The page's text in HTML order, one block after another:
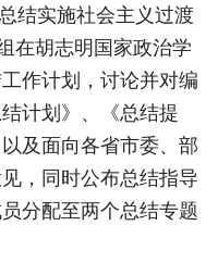
结实施社会主义过渡
在胡志明国家政治学
作计划，讨论并对编
计划》、《总结提
及面向各省市委、部
，同时公布总结指导
分配至两个总结专题